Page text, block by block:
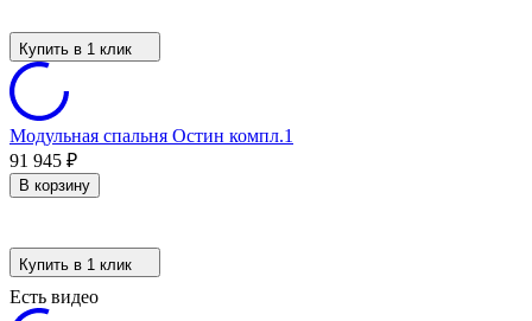
Купить в 1 клик
Модульная спальня Остин компл.1
91 945 ₽
В корзину
Купить в 1 клик
Есть видео